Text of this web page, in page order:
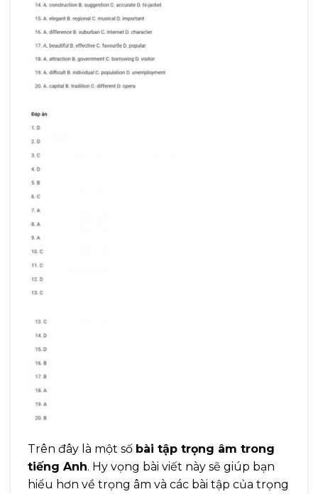
Trên đây là một số bài tập trọng âm trong
tiếng Anh. Hy vọng bài viết này sẽ giúp bạn
hiểu hơn về trọng âm và các bài tập của trọng